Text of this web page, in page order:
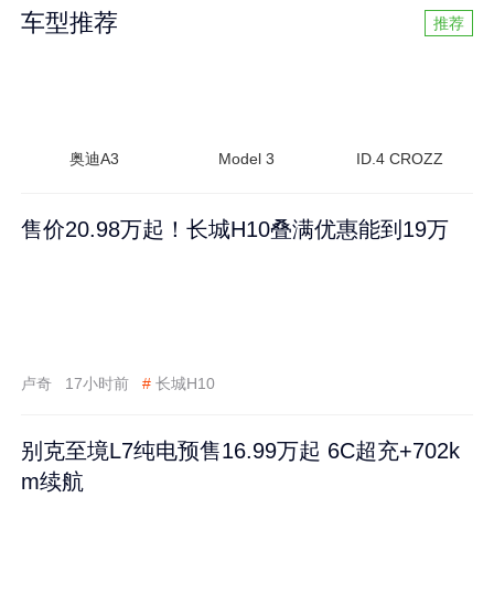
车型推荐 推荐
奥迪A3 Model 3 ID.4 CROZZ
售价20.98万起！长城H10叠满优惠能到19万
卢奇 17小时前 # 长城H10
别克至境L7纯电预售16.99万起 6C超充+702k
m续航